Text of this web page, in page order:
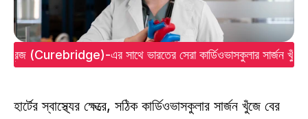
(Curebridge)-এর সাথে ভারতের সেরা কার্ডিওভাসকুলার সার্জন
হার্টের স্বাস্থ্যের ক্ষেত্রে, সঠিক কার্ডিওভাসকুলার সার্জন খুঁজে বের